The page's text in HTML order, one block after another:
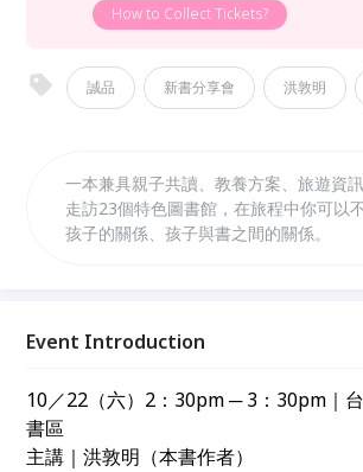
How to Collect Tickets?
誠品 新書分享會 洪敦明
一本兼具親子共讀、教養方案、旅遊資
走訪23個特色圖書館，在旅程中你可以
孩子的關係、孩子與書之間的關係。
Event Introduction
10／22（六）2：30pm ─ 3：30pm｜
書區
主講｜洪敦明（本書作者）